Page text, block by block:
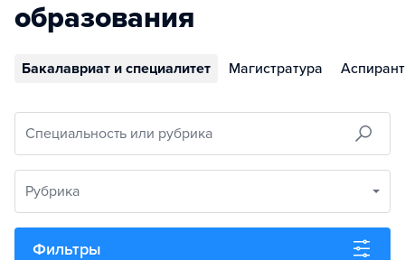
образования
Бакалавриат и специалитет Магистратура
Специальность или рубрика
Рубрика
Фильтры